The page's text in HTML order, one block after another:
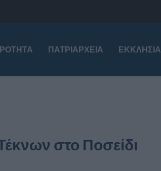
ΠΑΤΡΙΑΡΧΕΊΑ ΕΚΚΛΗΣΊΑ
στο Ποσείδι